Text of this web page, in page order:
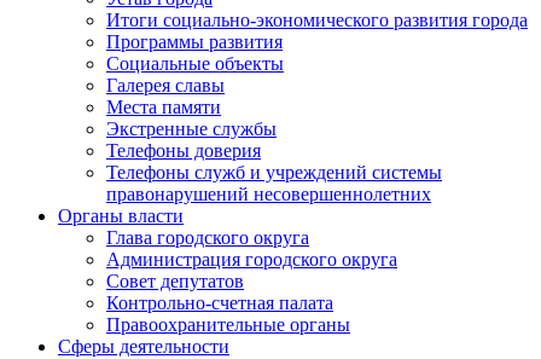
Итоги социально-экономического развития города
Программы развития
Социальные объекты
Галерея славы
Места памяти
Экстренные службы
Телефоны доверия
Телефоны служб и учреждений системы
правонарушений несовершеннолетних
Органы власти
Глава городского округа
Администрация городcкого округа
Совет депутатов
Контрольно-счетная палата
Правоохранительные органы
Сферы деятельности